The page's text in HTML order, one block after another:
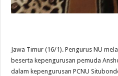
Jawa Timur (16/1). Pengurus NU
beserta kepengurusan pemuda
dalam kepengurusan PCNU